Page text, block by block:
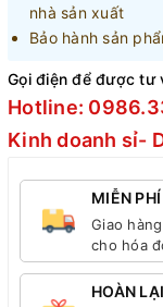
nhà sản xuất
Bảo hành sản
Gọi điện để được tư
Hotline:
Kinh doanh sỉ-
MIỄN
Giao
cho hóa
HOÀN